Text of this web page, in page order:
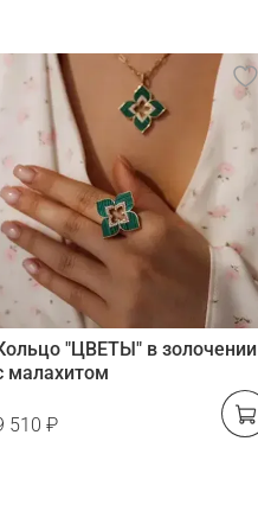
"ЦВЕТЫ" в золочении
малахитом
510 ₽